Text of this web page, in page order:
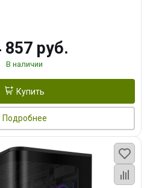
857 руб.
В наличии
Купить
Подробнее